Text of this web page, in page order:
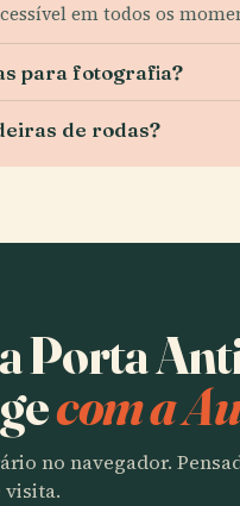
em todos os
para fotografia?
de rodas?
Porta
com a
no navegador.
visita.